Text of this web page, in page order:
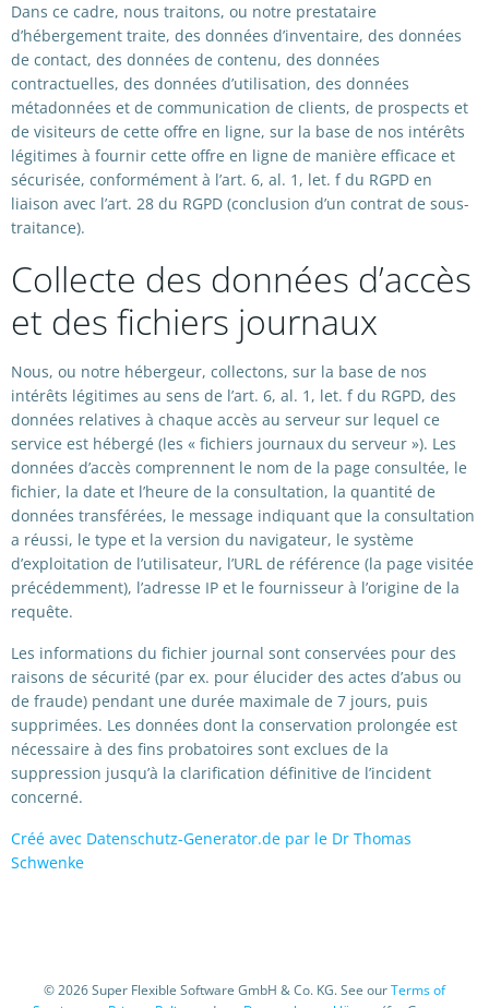
Dans ce cadre, nous traitons, ou notre prestataire
d’hébergement traite, des données d’inventaire, des données
de contact, des données de contenu, des données
contractuelles, des données d’utilisation, des données
métadonnées et de communication de clients, de prospects et
de visiteurs de cette offre en ligne, sur la base de nos intérêts
légitimes à fournir cette offre en ligne de manière efficace et
sécurisée, conformément à l’art. 6, al. 1, let. f du RGPD en
liaison avec l’art. 28 du RGPD (conclusion d’un contrat de sous-
traitance).
Collecte des données d’accès
et des fichiers journaux
Nous, ou notre hébergeur, collectons, sur la base de nos
intérêts légitimes au sens de l’art. 6, al. 1, let. f du RGPD, des
données relatives à chaque accès au serveur sur lequel ce
service est hébergé (les « fichiers journaux du serveur »). Les
données d’accès comprennent le nom de la page consultée, le
fichier, la date et l’heure de la consultation, la quantité de
données transférées, le message indiquant que la consultation
a réussi, le type et la version du navigateur, le système
d’exploitation de l’utilisateur, l’URL de référence (la page visitée
précédemment), l’adresse IP et le fournisseur à l’origine de la
requête.
Les informations du fichier journal sont conservées pour des
raisons de sécurité (par ex. pour élucider des actes d’abus ou
de fraude) pendant une durée maximale de 7 jours, puis
supprimées. Les données dont la conservation prolongée est
nécessaire à des fins probatoires sont exclues de la
suppression jusqu’à la clarification définitive de l’incident
concerné.
Créé avec Datenschutz-Generator.de par le Dr Thomas
Schwenke
© 2026 Super Flexible Software GmbH & Co. KG. See ourTerms of